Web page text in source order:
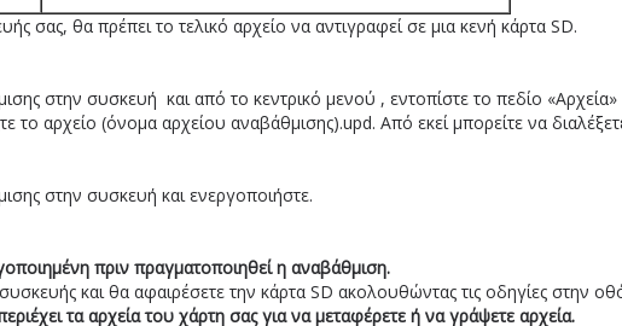
σας, θα πρέπει το τελικό αρχείο να αντιγραφεί σε μια κενή κάρτα SD.
στην συσκευή και από το κεντρικό μενού , εντοπίστε το πεδίο
το αρχείο (όνομα αρχείου αναβάθμισης).upd. Από εκεί μπορείτε να
στην συσκευή και ενεργοποιήστε.
πριν πραγματοποιηθεί η αναβάθμιση.
και θα αφαιρέσετε την κάρτα SD ακολουθώντας τις οδηγίες στην
τα αρχεία του χάρτη σας για να μεταφέρετε ή να γράψετε αρχεία.